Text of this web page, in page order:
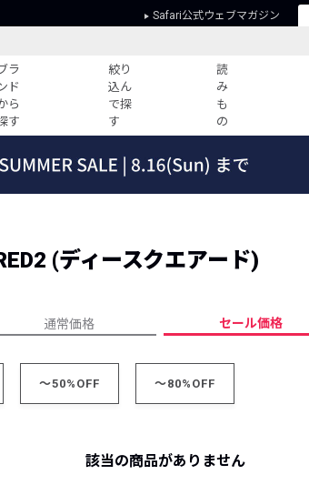
Safari公式ウェブマガジン
ラ
ド
ら
す
絞り
込ん
で探
す
読
み
も
の
の記事
コーデ TOP20
記事ランキング
クリーコーデ
よくある質問
プライバシーポリシー
(ディースクエアード)
通常価格 セール価格
～50%OFF ～80%OFF
該当の商品がありません